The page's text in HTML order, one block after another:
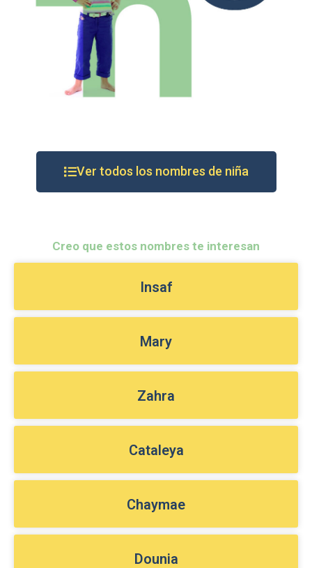
Ver todos los nombres de niña
Creo que estos nombres te interesan
Insaf
Mary
Zahra
Cataleya
Chaymae
Dounia